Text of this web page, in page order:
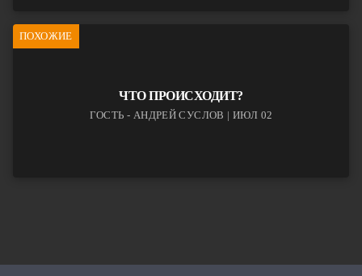
ПОХОЖИЕ
ЧТО ПРОИСХОДИТ?
ГОСТЬ - АНДРЕЙ СУСЛОВ | ИЮЛ 02